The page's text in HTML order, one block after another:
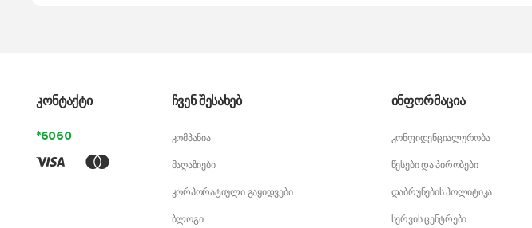
კონტაქტი
*6060
ჩვენ შესახებ
კომპანია
მაღაზიები
კორპორატიული გაყიდვები
ბლოგი
ინფორმაცია
კონფიდენციალურობა
წესები და პირობები
დაბრუნების პოლიტიკა
სერვის ცენტრები